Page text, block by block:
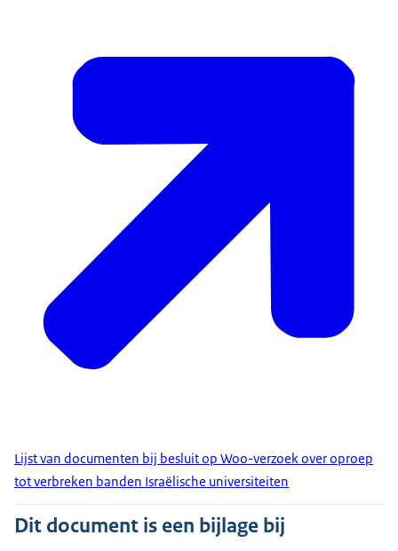
Lijst van documenten bij besluit op Woo-verzoek over oproep
tot verbreken banden Israëlische universiteiten
Dit document is een bijlage bij